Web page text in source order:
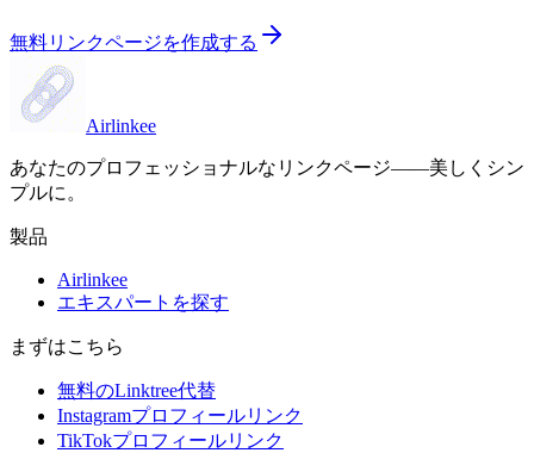
無料リンクページを作成する
Airlinkee
あなたのプロフェッショナルなリンクページ——美しくシン
プルに。
製品
Airlinkee
エキスパートを探す
まずはこちら
無料のLinktree代替
Instagramプロフィールリンク
TikTokプロフィールリンク